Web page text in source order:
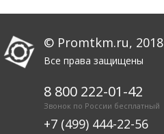
© Promtkm.ru, 2018
Все права защищены
8 800 222-01-42
Звонок по России бесплатный
+7 (499) 444-22-56